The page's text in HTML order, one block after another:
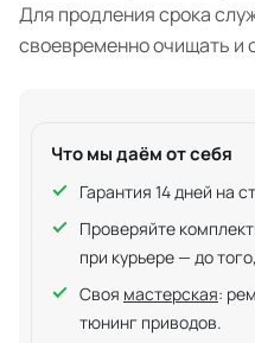
Для продления срока
своевременно очищать и
Что мы даём от себя
Гарантия 14 дней на
Проверяйте
при курьере — до
Своя мастерская:
тюнинг приводов.